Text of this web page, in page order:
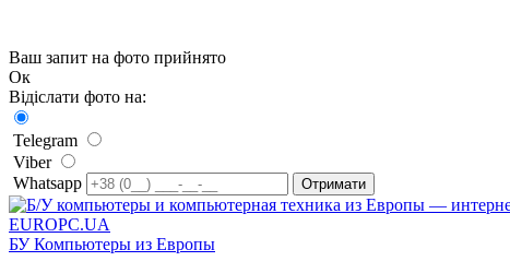
Ваш запит на фото прийнято
Ок
Відіслати фото на:
Telegram
Viber
Whatsapp
EUROPC.UA
БУ Компьютеры из Европы